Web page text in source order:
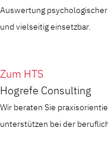
Auswertung
und vielseitig einsetzbar.
Zum HTS
Hogrefe Consulting
Wir beraten Sie
unterstützen bei der